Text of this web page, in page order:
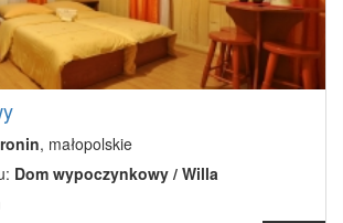
, małopolskie
Dom wypoczynkowy / Willa